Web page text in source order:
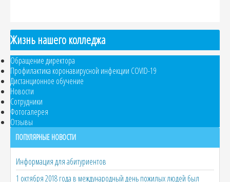
Жизнь нашего колледжа
Обращение директора
Профилактика коронавирусной инфекции COVID-19
Дистанционное обучение
Новости
Сотрудники
Фотогалерея
Отзывы
ПОПУЛЯРНЫЕ НОВОСТИ
Информация для абитуриентов
1 октября 2018 года в международный день пожилых людей был